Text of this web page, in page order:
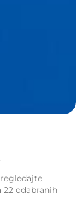
22 odabranih